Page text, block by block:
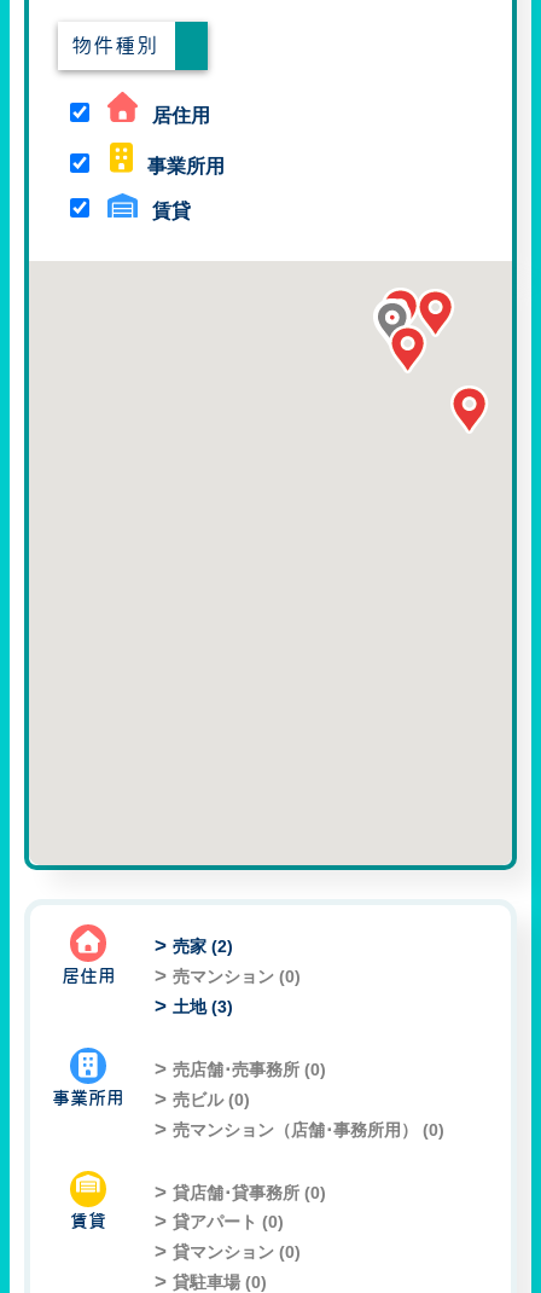
物件種別
居住用
事業所用
賃貸
居住用
売家 (2)
売マンション (0)
土地 (3)
事業所用
売店舗･売事務所 (0)
売ビル (0)
売マンション（店舗･事務所用） (0)
賃貸
貸店舗･貸事務所 (0)
貸アパート (0)
貸マンション (0)
貸駐車場 (0)